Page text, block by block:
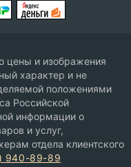
цены и изображения
характер и не
положениями
Российской
информации о
и услуг,
отдела клиентского
940-89-89